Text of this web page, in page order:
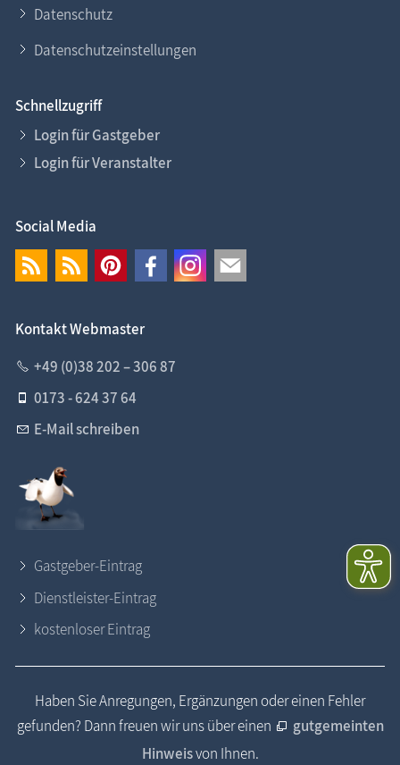
Datenschutz
Datenschutzeinstellungen
Schnellzugriff
Login für Gastgeber
Login für Veranstalter
Social Media
Kontakt Webmaster
+49 (0)38 202 – 306 87
0173 - 624 37 64
E-Mail schreiben
Gastgeber-Eintrag
Dienstleister-Eintrag
kostenloser Eintrag
Haben Sie Anregungen, Ergänzungen oder einen Fehler
gefunden? Dann freuen wir uns über einen
gutgemeinten
Hinweisvon Ihnen.